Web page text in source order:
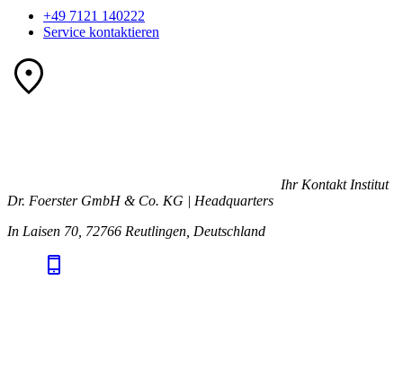
+49 7121 140222
Service kontaktieren
Ihr Kontakt Institut
Dr. Foerster GmbH & Co. KG | Headquarters
In Laisen 70, 72766 Reutlingen, Deutschland